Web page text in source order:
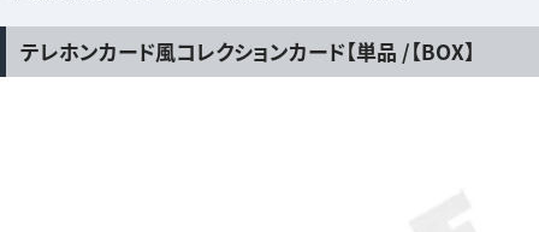
テレホンカード風コレクションカード【単品 /【BOX】